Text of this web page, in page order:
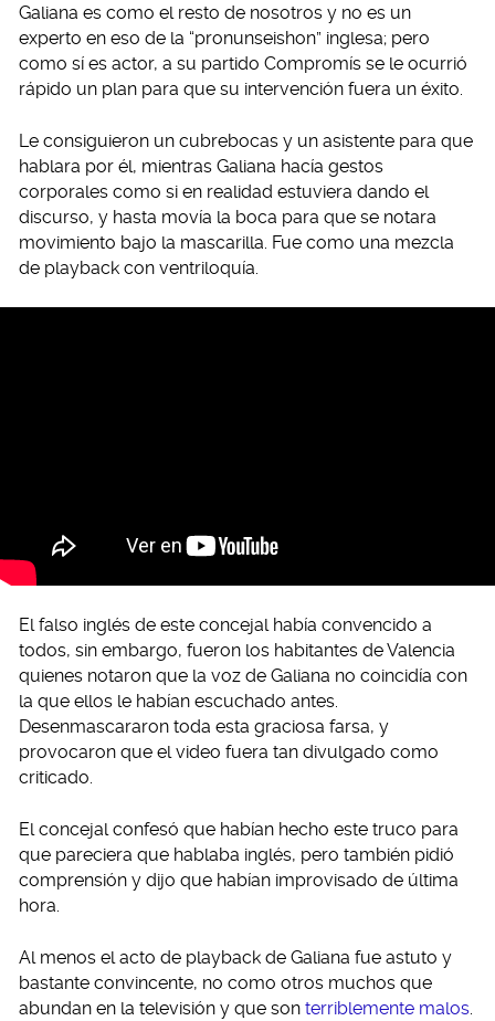
Galiana es como el resto de nosotros y no es un
experto en eso de la “pronunseishon” inglesa; pero
como sí es actor, a su partido Compromís se le ocurrió
rápido un plan para que su intervención fuera un éxito.
Le consiguieron un cubrebocas y un asistente para que
hablara por él, mientras Galiana hacía gestos
corporales como si en realidad estuviera dando el
discurso, y hasta movía la boca para que se notara
movimiento bajo la mascarilla. Fue como una mezcla
de playback con ventriloquía.
El falso inglés de este concejal había convencido a
todos, sin embargo, fueron los habitantes de Valencia
quienes notaron que la voz de Galiana no coincidía con
la que ellos le habían escuchado antes.
Desenmascararon toda esta graciosa farsa, y
provocaron que el video fuera tan divulgado como
criticado.
El concejal confesó que habían hecho este truco para
que pareciera que hablaba inglés, pero también pidió
comprensión y dijo que habían improvisado de última
hora.
Al menos el acto de playback de Galiana fue astuto y
bastante convincente, no como otros muchos que
abundan en la televisión y que son terriblemente malos.